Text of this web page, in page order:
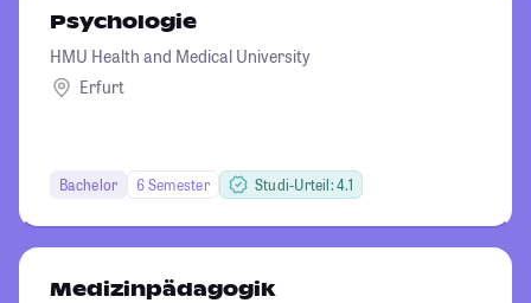
Psychologie
HMU Health and Medical University
Erfurt
Bachelor 6 Semester Studi-Urteil: 4.1
Medizinpädagogik